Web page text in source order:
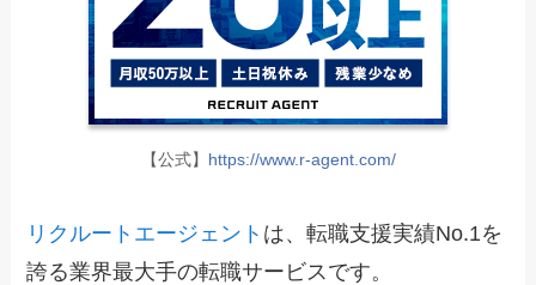
【公式】 https://www.r-agent.com/
リクルートエージェント は、転職支援実績No.1を
誇る業界最大手の転職サービスです。